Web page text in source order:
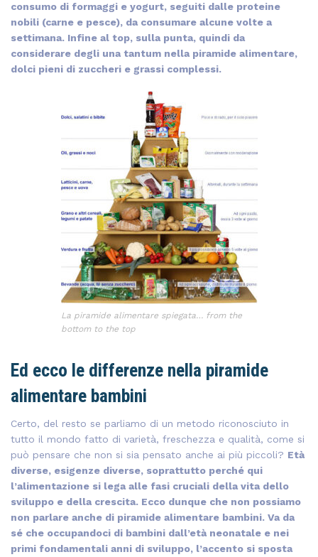
consumo di formaggi e yogurt, seguiti dalle proteine
nobili (carne e pesce), da consumare alcune volte a
settimana. Infine al top, sulla punta, quindi da
considerare degli una tantum nella piramide alimentare,
dolci pieni di zuccheri e grassi complessi.
La piramide alimentare spiegata… from the
bottom to the top
Ed ecco le differenze nella piramide
alimentare bambini
Certo, del resto se parliamo di un metodo riconosciuto in
tutto il mondo fatto di varietà, freschezza e qualità, come si
può pensare che non si sia pensato anche ai più piccoli? Età
diverse, esigenze diverse, soprattutto perché qui
l’alimentazione si lega alle fasi cruciali della vita dello
sviluppo e della crescita. Ecco dunque che non possiamo
non parlare anche di piramide alimentare bambini. Va da
sé che occupandoci di bambini dall’età neonatale e nei
primi fondamentali anni di sviluppo, l’accento si sposta